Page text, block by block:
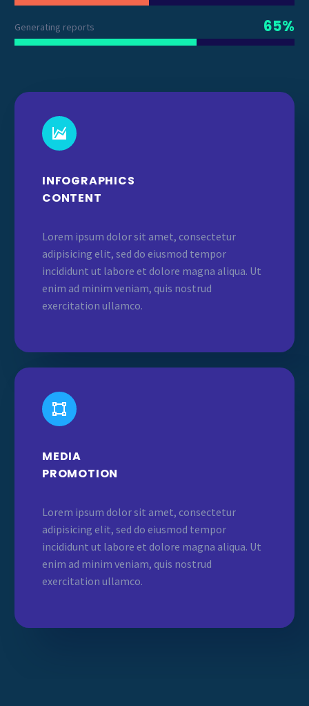
Generating reports 65%


INFOGRAPHICS
CONTENT
Lorem ipsum dolor sit amet, consectetur
adipisicing elit, sed do eiusmod tempor
incididunt ut labore et dolore magna aliqua. Ut
enim ad minim veniam, quis nostrud
exercitation ullamco.


MEDIA
PROMOTION
Lorem ipsum dolor sit amet, consectetur
adipisicing elit, sed do eiusmod tempor
incididunt ut labore et dolore magna aliqua. Ut
enim ad minim veniam, quis nostrud
exercitation ullamco.